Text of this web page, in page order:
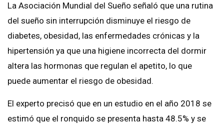
La Asociación Mundial del Sueño señaló que una rutina
del sueño sin interrupción disminuye el riesgo de
diabetes, obesidad, las enfermedades crónicas y la
hipertensión ya que una higiene incorrecta del dormir
altera las hormonas que regulan el apetito, lo que
puede aumentar el riesgo de obesidad.
El experto precisó que en un estudio en el año 2018 se
estimó que el ronquido se presenta hasta 48.5% y se